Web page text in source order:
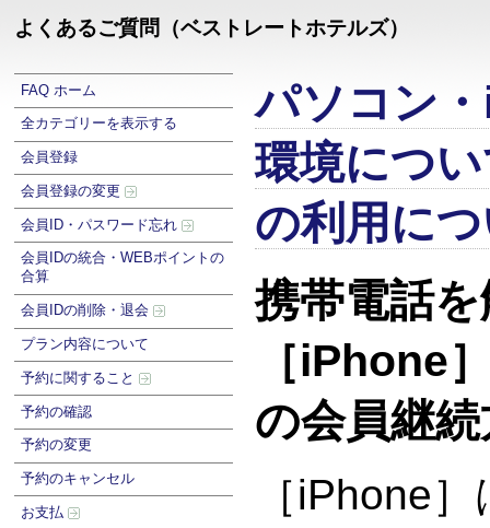
よくあるご質問（ベストレートホテルズ）
FAQ ホーム
全カテゴリーを表示する
会員登録
会員登録の変更
会員ID・パスワード忘れ
会員IDの統合・WEBポイントの
合算
会員IDの削除・退会
プラン内容について
予約に関すること
予約の確認
予約の変更
予約のキャンセル
お支払
パソコン
環境につ
の利用に
携帯電話
［iPhone
の会員継
［iPhone